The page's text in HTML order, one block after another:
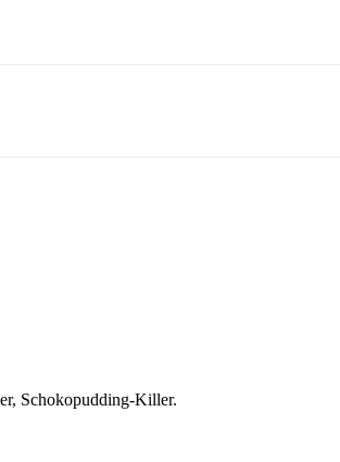
Schokopudding-Killer.